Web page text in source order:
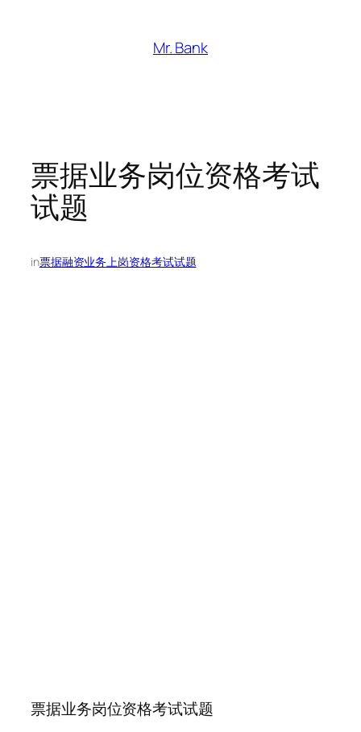
Mr. Bank
票据业务岗位资格考试
试题
in票据融资业务上岗资格考试试题
票据业务岗位资格考试试题